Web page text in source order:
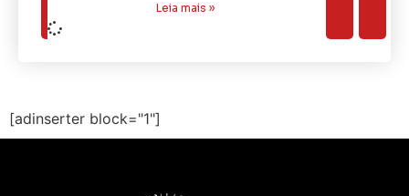
Leia mais »
[adinserter block="1"]